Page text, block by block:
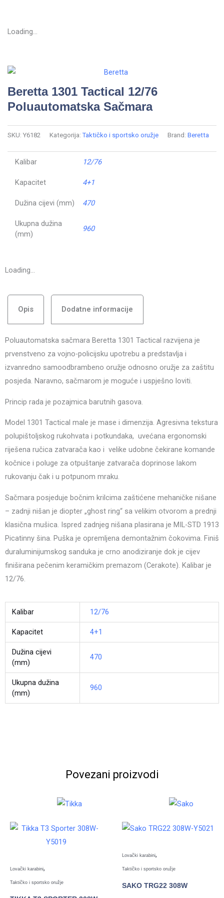
Loading...
Beretta 1301 Tactical 12/76
Poluautomatska Sačmara
SKU: Y6182 Kategorija:Taktičko i sportsko oružje Brand: Beretta
Kalibar 12/76
Kapacitet 4+1
Dužina cijevi (mm) 470
Ukupna dužina
(mm)
960
Loading...
Opis Dodatne informacije
Poluautomatska sačmara Beretta 1301 Tactical razvijena je
prvenstveno za vojno-policijsku upotrebu a predstavlja i
izvanredno samoodbrambeno oružje odnosno oružje za zaštitu
posjeda. Naravno, sačmarom je moguće i uspješno loviti.
Princip rada je pozajmica barutnih gasova.
Model 1301 Tactical male je mase i dimenzija. Agresivna tekstura
polupištoljskog rukohvata i potkundaka, uvećana ergonomski
riješena ručica zatvarača kao i velike udobne čekirane komande
kočnice i poluge za otpuštanje zatvarača doprinose lakom
rukovanju čak i u potpunom mraku.
Sačmara posjeduje bočnim krilcima zaštićene mehaničke nišane
– zadnji nišan je diopter „ghost ring“ sa velikim otvorom a prednji
klasična mušica. Ispred zadnjeg nišana plasirana je MIL-STD 1913
Picatinny šina. Puška je opremljena demontažnim čokovima. Finiš
duraluminijumskog sanduka je crno anodiziranje dok je cijev
finiširana pečenim keramičkim premazom (Cerakote). Kalibar je
12/76.
Kalibar 12/76
Kapacitet 4+1
Dužina cijevi
(mm)
470
Ukupna dužina
(mm)
960
Povezani proizvodi
Lovački karabini,
Taktičko i sportsko oružje
Lovački karabini,
Taktičko i sportsko oružje
SAKO TRG22 308W